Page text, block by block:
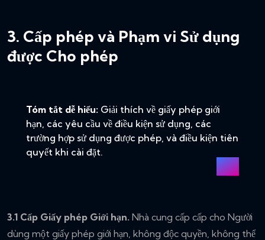
3. Cấp phép và Phạm vi Sử dụng
được Cho phép
Tóm tắt dễ hiểu: Giải thích về giấy phép giới
hạn, các yêu cầu về điều kiện sử dụng, các
trường hợp sử dụng được phép, và điều kiện tiên
quyết khi cài đặt.
3.1 Cấp Giấy phép Giới hạn. Nhà cung cấp cấp cho Người
dùng một giấy phép giới hạn, không độc quyền, không thể